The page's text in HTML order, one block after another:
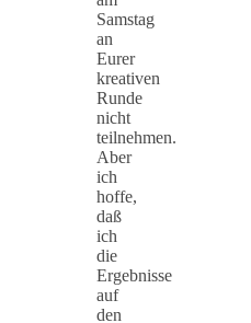
Samstag
an
Eurer
kreativen
Runde
nicht
teilnehmen.
Aber
ich
hoffe,
daß
ich
die
Ergebnisse
auf
den